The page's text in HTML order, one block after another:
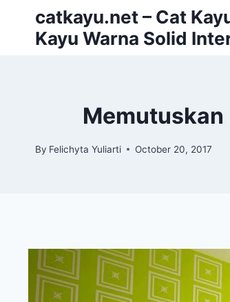
content
catkayu.net – Cat
Kayu Warna Solid
Memutuskan
By Felichyta Yuliarti October 20, 2017